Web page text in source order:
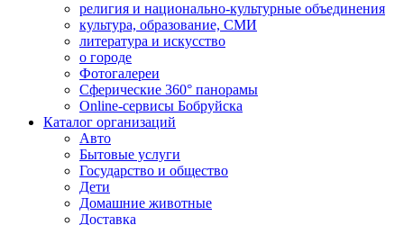
религия и национально-культурные объединения
культура, образование, СМИ
литература и искусство
о городе
Фотогалереи
Сферические 360° панорамы
Online-сервисы Бобруйска
Каталог организаций
Авто
Бытовые услуги
Государство и общество
Дети
Домашние животные
Доставка